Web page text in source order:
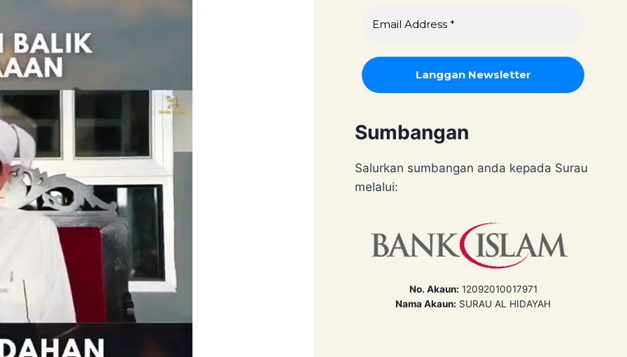
Sumbangan
Salurkan sumbangan anda kepada Surau
melalui:
No. Akaun: 12092010017971
Nama Akaun: SURAU AL HIDAYAH